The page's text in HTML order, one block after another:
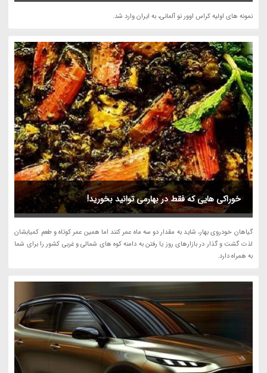
نمونه های اولیه کراس اوور نو آلمانی، به ایران وارد شد.
خوراکی هایی که فقط در بهارمی توانید بخورید!
گیاهان خودروی بهار، شاید به مقدار دو سه ماه عمر کنند اما همین عمر کوتاه و طعم کمیابشان
لذت گشت و گذار در بازارهای روز یا رفتن به دامنه کوه های شمالی و غربی کشور را برای شما
به همراه دارد.